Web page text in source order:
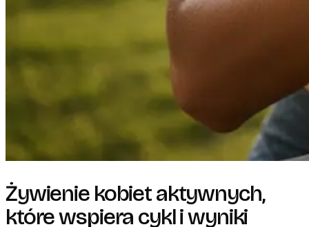
Żywienie kobiet aktywnych,
które wspiera cykl i wyniki